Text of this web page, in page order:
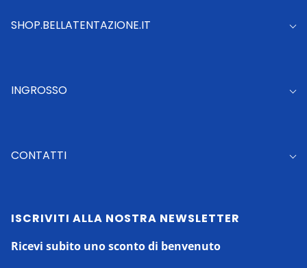
SHOP.BELLATENTAZIONE.IT
INGROSSO
CONTATTI
ISCRIVITI ALLA NOSTRA NEWSLETTER
Ricevi subito uno sconto di benvenuto